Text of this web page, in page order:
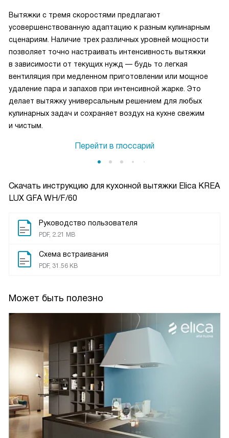
Скачать инструкцию для кухонной вытяжки Elica KREA
LUX GFA WH/F/60
Руководство пользователя
PDF, 2.21 MB
Схема встраивания
PDF, 31.56 KB
Может быть полезно
Вытяжки с тремя скоростями предлагают
усовершенствованную адаптацию к разным кулинарным
сценариям. Наличие трех различных уровней мощности
позволяет точно настраивать интенсивность вытяжки
в зависимости от текущих нужд — будь то легкая
вентиляция при медленном приготовлении или мощное
удаление пара и запахов при интенсивной жарке. Это
делает вытяжку универсальным решением для любых
кулинарных задач и сохраняет воздух на кухне свежим
и чистым.
Перейти в глоссарий